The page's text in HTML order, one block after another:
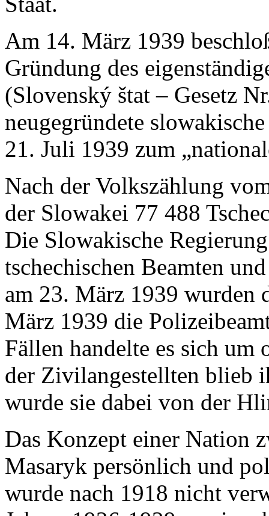
Am 14. März 1939
Gründung des
(Slovenský štat – Gesetz
neugegründete
21. Juli 1939 zum
Nach der Volkszählung
der Slowakei 77 488
Die Slowakische
tschechischen Beamten
am 23. März 1939 wurden
März 1939 die
Fällen handelte es sich
der Zivilangestellten blieb
wurde sie dabei von der
Das Konzept einer Nation
Masaryk persönlich und
wurde nach 1918 nicht